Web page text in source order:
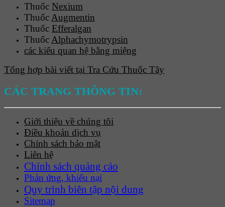
Thuốc Nexium
Thuốc Augmentin
Thuốc Efferalgan
Thuốc Alphachymotrypsin
các kiểu quan hệ bằng miệng
Tổng hợp bài viết tại Tra Cứu Thuốc Tây
CÁC TRANG THÔNG TIN:
Giới thiệu về chúng tôi
Điều khoản dịch vụ
Chính sách bảo mật
Liên hệ
Chính sách quảng cáo
Phản ứng, khiếu nại
Quy trình biên tập nội dung
Sitemap